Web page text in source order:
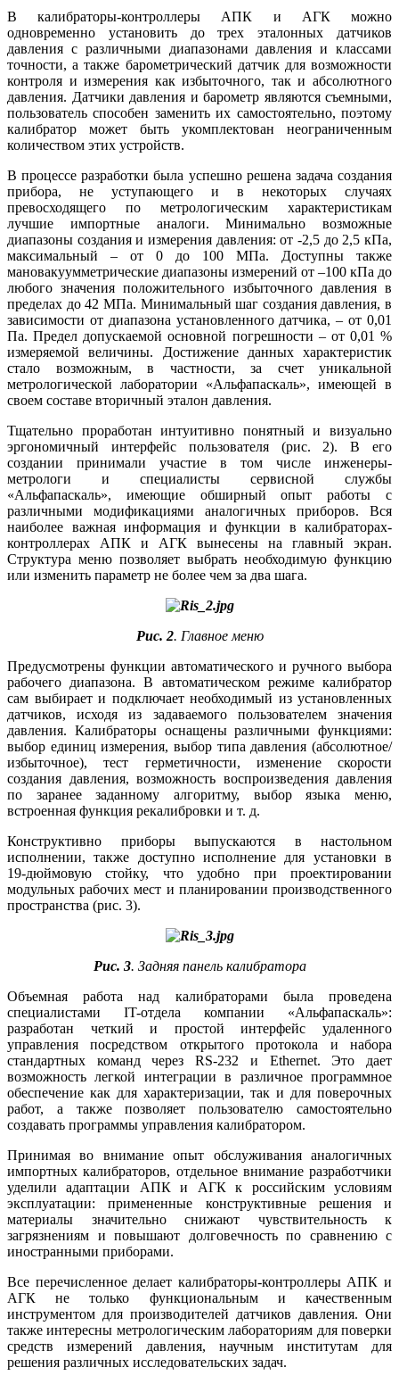
В калибраторы-контроллеры АПК и АГК можно
одновременно установить до трех эталонных датчиков
давления с различными диапазонами давления и классами
точности, а также барометрический датчик для возможности
контроля и измерения как избыточного, так и абсолютного
давления. Датчики давления и барометр являются съемными,
пользователь способен заменить их самостоятельно, поэтому
калибратор может быть укомплектован неограниченным
количеством этих устройств.
В процессе разработки была успешно решена задача создания
прибора, не уступающего и в некоторых случаях
превосходящего по метрологическим характеристикам
лучшие импортные аналоги. Минимально возможные
диапазоны создания и измерения давления: от -2,5 до 2,5 кПа,
максимальный – от 0 до 100 МПа. Доступны также
мановакуумметрические диапазоны измерений от –100 кПа до
любого значения положительного избыточного давления в
пределах до 42 МПа. Минимальный шаг создания давления, в
зависимости от диапазона установленного датчика, – от 0,01
Па. Предел допускаемой основной погрешности – от 0,01 %
измеряемой величины. Достижение данных характеристик
стало возможным, в частности, за счет уникальной
метрологической лаборатории «Альфапаскаль», имеющей в
своем составе вторичный эталон давления.
Тщательно проработан интуитивно понятный и визуально
эргономичный интерфейс пользователя (рис. 2). В его
создании принимали участие в том числе инженеры-
метрологи и специалисты сервисной службы
«Альфапаскаль», имеющие обширный опыт работы с
различными модификациями аналогичных приборов. Вся
наиболее важная информация и функции в калибраторах-
контроллерах АПК и АГК вынесены на главный экран.
Структура ме­ню позволяет выбрать необходимую функцию
или изменить параметр не более чем за два шага.
Рис. 2. Главное меню
Предусмотрены функции автоматического и ручного выбора
рабочего диапазона. В автоматическом режиме калибратор
сам выбирает и подключает необходимый из установленных
датчиков, исходя из задаваемого пользователем значения
давления. Калибраторы оснащены различными функциями:
выбор единиц измерения, выбор ти­па давления (абсолютное/
избыточное), тест герметичности, изменение скорости
создания давления, возможность воспроизведения давления
по заранее заданному алгоритму, выбор языка ме­ню,
встроенная функция рекалибровки и т. д.
Конструктивно приборы выпускаются в настольном
исполнении, также доступно исполнение для установки в
19‑дюймовую стойку, что удобно при проектировании
модульных рабочих мест и планировании производственного
пространства (рис. 3).
Рис. 3. Задняя панель калибратора
Объемная работа над калибраторами бы­ла проведена
специалистами IT-отдела компании «Альфапаскаль»:
разработан четкий и простой интерфейс удаленного
управления посредством открытого протокола и набора
стандартных команд через RS‑232 и Ether­net. Это дает
возможность легкой интеграции в различное программное
обеспечение как для характеризации, так и для поверочных
работ, а также позволяет пользователю самостоятельно
создавать программы управления калибратором.
Принимая во внимание опыт обслуживания аналогичных
импортных калибраторов, отдельное внимание разработчики
уделили адаптации АПК и АГК к российским условиям
эксплуатации: примененные конструктивные решения и
материалы значительно снижают чувствительность к
загрязнениям и повышают долговечность по сравнению с
иностранными приборами.
Все перечисленное делает калибраторы-контроллеры АПК и
АГК не только функциональным и качественным
инструментом для производителей датчиков давления. Они
также интересны метрологическим лабораториям для поверки
средств измерений давления, научным институтам для
решения различных исследовательских задач.